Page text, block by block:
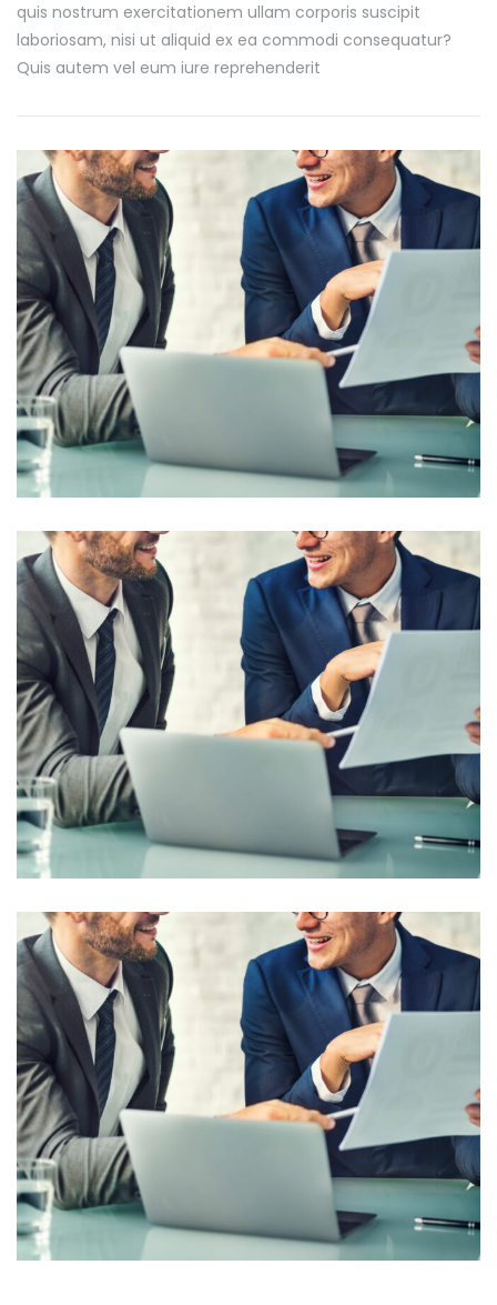
quis nostrum exercitationem ullam corporis suscipit
laboriosam, nisi ut aliquid ex ea commodi consequatur?
Quis autem vel eum iure reprehenderit
Business Leadership in UK
Financial Planning